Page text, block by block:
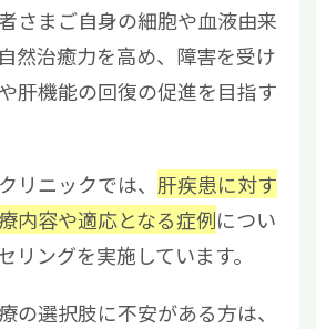
さまご自身の細胞や血液由来
然治癒力を高め、障害を受け
肝機能の回復の促進を目指す
リニックでは、 肝疾患に対す
内容や適応となる症例につい
リングを実施しています。
の選択肢に不安がある方は、